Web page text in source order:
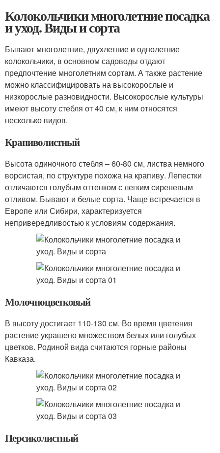
Колокольчики многолетние посадка
и уход. Виды и сорта
Бывают многолетние, двухлетние и однолетние
колокольчики, в основном садоводы отдают
предпочтение многолетним сортам. А также растение
можно классифицировать на высокорослые и
низкорослые разновидности. Высокорослые культуры
имеют высоту стебля от 40 см, к ним относятся
несколько видов.
Крапиволистный
Высота одиночного стебля – 60-80 см, листва немного
ворсистая, по структуре похожа на крапиву. Лепестки
отличаются голубым оттенком с легким сиреневым
отливом. Бывают и белые сорта. Чаще встречается в
Европе или Сибири, характеризуется
непривередливостью к условиям содержания.
Молочноцветковый
В высоту достигает 110-130 см. Во время цветения
растение украшено множеством белых или голубых
цветков. Родиной вида считаются горные районы
Кавказа.
Персиколистный